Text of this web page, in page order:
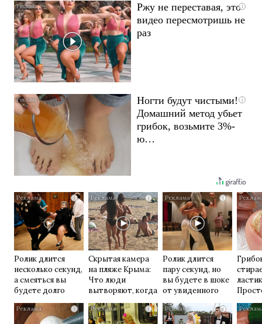
i
Ржу не переставая, это
видео пересмотришь не
раз
i
Ногти будут чистыми!
Домашний метод убьет
грибок, возьмите 3%-
ю…
i
Ролик длится
несколько секунд,
а смеяться вы
будете долго
i
Скрытая камера
на пляже Крыма:
Что люди
вытворяют, когда
их не видят...
i
Ролик длится
пару секунд, но
вы будете в шоке
от увиденного
i i i